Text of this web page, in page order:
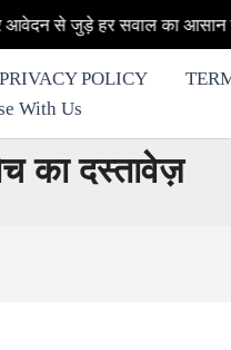
का आसान जवाब
PRIVACY POLICY
With Us
का दस्तावेज़